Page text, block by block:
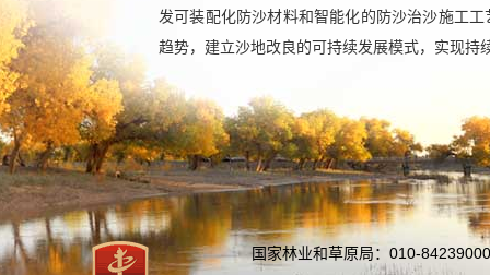
发可装配化防沙材料和智能化的防沙治沙施工
趋势，建立沙地改良的可持续发展模式，实现
国家林业和草原局：010-